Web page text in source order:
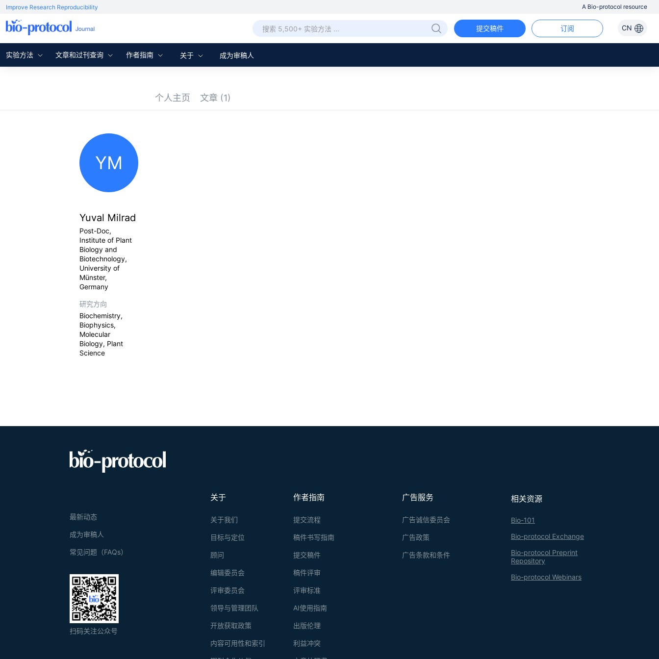
Improve Research Reproducibility A Bio-protocol resource
CN
订阅
提交稿件
实验方法 文章和过刊查询 作者指南 关于 成为审稿人
个人主页 文章 (1)
YM
Yuval Milrad
Post-Doc,
Institute of Plant
Biology and
Biotechnology,
University of
Münster,
Germany
研究方向
Biochemistry,
Biophysics,
Molecular
Biology, Plant
Science
相关资源
Bio-101
Bio-protocol Exchange
Bio-protocol Preprint
Repository
Bio-protocol Webinars
广告服务
广告诚信委员会
广告政策
广告条款和条件
作者指南
提交流程
稿件书写指南
提交稿件
稿件评审
评审标准
AI使用指南
出版伦理
利益冲突
关于
关于我们
目标与定位
顾问
编辑委员会
评审委员会
领导与管理团队
开放获取政策
内容可用性和索引
最新动态
成为审稿人
常见问题（FAQs）
扫码关注公众号